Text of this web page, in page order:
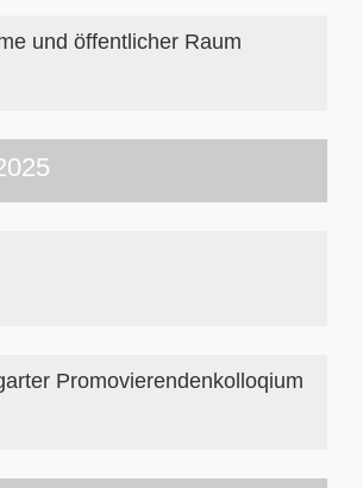
und öffentlicher Raum
Promovierendenkolloqium